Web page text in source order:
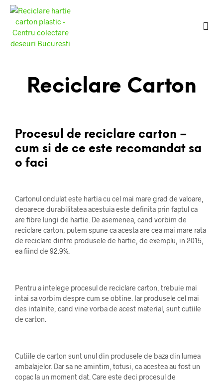
Reciclare Carton
Procesul de reciclare carton –
cum si de ce este recomandat sa
o faci
Cartonul ondulat este hartia cu cel mai mare grad de valoare,
deoarece durabilitatea acestuia este definita prin faptul ca
are fibre lungi de hartie. De asemenea, cand vorbim de
reciclare carton, putem spune ca acesta are cea mai mare rata
de reciclare dintre produsele de hartie, de exemplu, in 2015,
ea fiind de 92.9%.
Pentru a intelege procesul de reciclare carton, trebuie mai
intai sa vorbim despre cum se obtine. Iar produsele cel mai
des intalnite, cand vine vorba de acest material, sunt cutiile
de carton.
Cutiile de carton sunt unul din produsele de baza din lumea
ambalajelor. Dar sa ne amintim, totusi, ca acestea au fost un
copac la un moment dat. Care este deci procesul de